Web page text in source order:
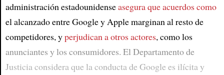
administración estadounidenseasegura que acuerdos como
el alcanzado entre Google y Apple marginan al resto de
competidores, yperjudican a otros actores, como los
anunciantes y los consumidores. El Departamento de
Justicia considera que la conducta de Google es ilícita y